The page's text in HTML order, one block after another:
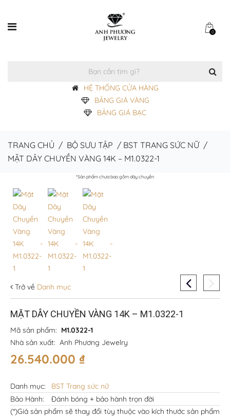
0
HỆ THỐNG CỬA HÀNG
BẢNG GIÁ VÀNG
BẢNG GIÁ BẠC
TRANG CHỦ / BỘ SƯU TẬP / BST TRANG SỨC NỮ/
MẶT DÂY CHUYỀN VÀNG 14K – M1.0322-1
*Sản phẩm chưa bao gồm dây chuyền
Trở về Danh mục
MẶT DÂY CHUYỀN VÀNG 14K – M1.0322-1
Mã sản phẩm: M1.0322-1
Nhà sản xuất: Anh Phương Jewelry
26.540.000 ₫
Danh mục:
BST Trang sức nữ
Bảo Hành:
Đánh bóng + bảo hành trọn đời
(*)Giá sản phẩm sẽ thay đổi tùy thuộc vào kích thước sản phẩm